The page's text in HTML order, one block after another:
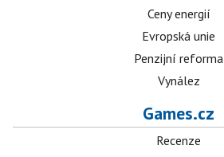
Ceny energií
Evropská unie
Penzijní reforma
Vynález
Games.cz
Recenze